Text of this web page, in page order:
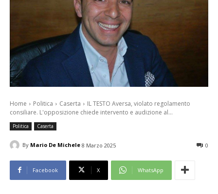
Home Politica Caserta
IL TESTO Aversa, violato regolamento
consiliare. L'opposizione chiede intervento e audizione al...
Politica Caserta
By Mario De Michele 8 Marzo 2025 0
Facebook X WhatsApp